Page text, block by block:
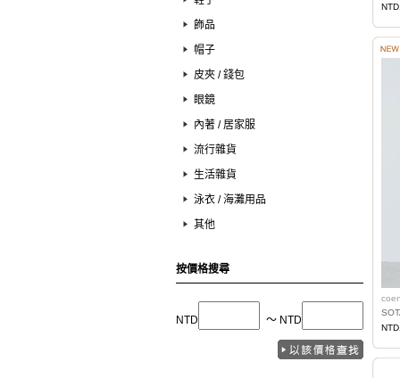
飾品
帽子
皮夾 / 錢包
眼鏡
內著 / 居家服
流行雜貨
生活雜貨
泳衣 / 海灘用品
其他
按價格搜尋
NTD 〜 NTD
coen